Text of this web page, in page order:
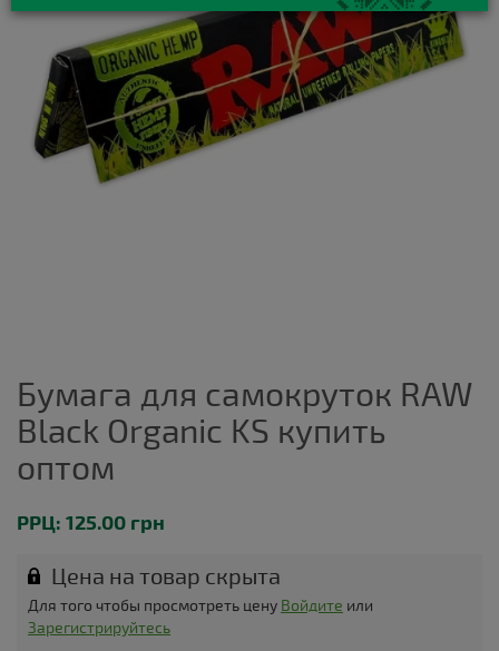
Бумага для самокруток RAW
Black Organic KS купить
оптом
РРЦ: 125.00 грн
Цена на товар скрыта
Для того чтобы просмотреть цену Войдите или
Зарегистрируйтесь